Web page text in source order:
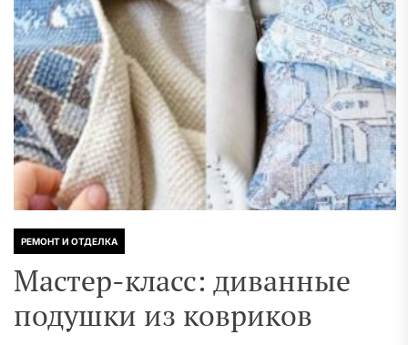
РЕМОНТ И ОТДЕЛКА
Мастер-класс: диванные
подушки из ковриков